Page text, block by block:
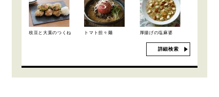
枝豆と大葉のつくね トマト担々麺 厚揚げの塩麻婆
詳細検索